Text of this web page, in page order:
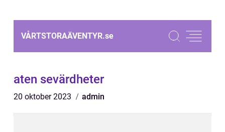
VÅRTSTORAÄVENTYR.se
aten sevärdheter
20 oktober 2023 admin